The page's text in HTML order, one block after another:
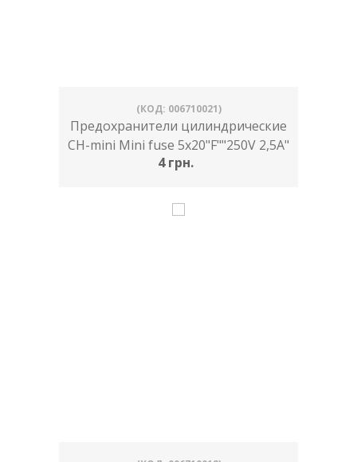
(КОД: 006710021)
Предохранители цилиндрические
CH-mini Mini fuse 5x20"F""250V 2,5A"
4 грн.